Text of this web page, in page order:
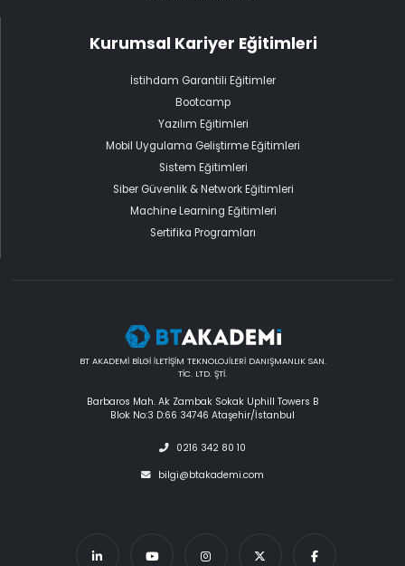
Kurumsal Kariyer Eğitimleri
İstihdam Garantili Eğitimler
Bootcamp
Yazılım Eğitimleri
Mobil Uygulama Geliştirme Eğitimleri
Sistem Eğitimleri
Siber Güvenlik & Network Eğitimleri
Machine Learning Eğitimleri
Sertifika Programları
BT AKADEMİ BİLGİ İLETİŞİM TEKNOLOJİLERİ DANIŞMANLIK SAN.
TİC. LTD. ŞTİ.
Barbaros Mah. Ak Zambak Sokak Uphill Towers B
Blok No:3 D:66 34746 Ataşehir/İstanbul
0216 342 80 10
bilgi@btakademi.com